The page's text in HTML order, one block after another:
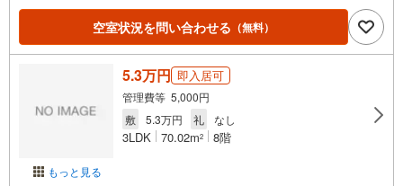
空室状況を問い合わせる （無料）
もっと見る
5.3万円 即入居可
管理費等 5,000円
敷
5.3万円 礼 なし
3LDK 70.02m2 8階